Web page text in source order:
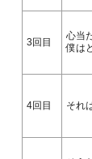
3回目
心当
僕は
4回目 それ